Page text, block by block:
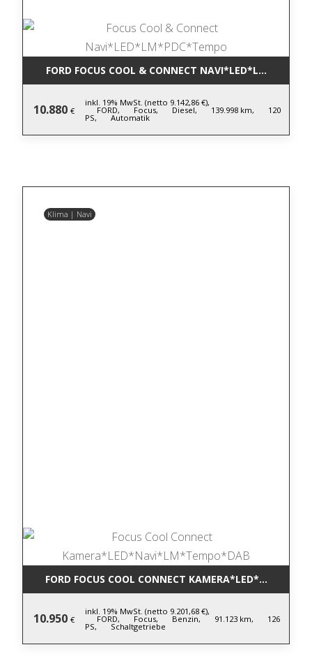
FORD FOCUS COOL & CONNECT
10.880 €
inkl. 19% MwSt. (netto 9.142,86 €),
FORD, Focus, Diesel, 139.998 km, 120
PS, Automatik
Klima | Navi
FORD FOCUS COOL CONNECT
10.950 €
inkl. 19% MwSt. (netto 9.201,68 €),
FORD, Focus, Benzin, 91.123 km, 126
PS, Schaltgetriebe